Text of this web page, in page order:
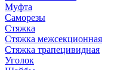
Муфта
Саморезы
Стяжка
Стяжка межсекционная
Стяжка трапецивидная
Уголок